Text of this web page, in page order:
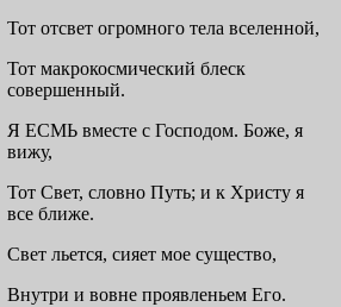
Тот отсвет огромного тела вселенной,
Тот макрокосмический блеск
совершенный.
Я ЕСМЬ вместе с Господом. Боже, я
вижу,
Тот Свет, словно Путь; и к Христу я
все ближе.
Свет льется, сияет мое существо,
Внутри и вовне проявленьем Его.